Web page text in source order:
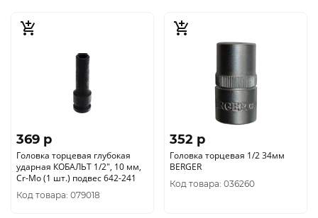
369 p
Головка торцевая глубокая
ударная КОБАЛЬТ 1/2", 10 мм,
Cr-Mo (1 шт.) подвес 642-241
Код товара: 079018
352 p
Головка торцевая 1/2 34мм
BERGER
Код товара: 036260